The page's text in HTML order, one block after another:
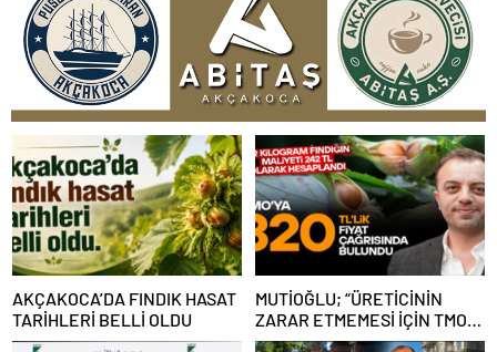
AKÇAKOCA’DA FINDIK HASAT
TARİHLERİ BELLİ OLDU
MUTİOĞLU; “ÜRETİCİNİN
ZARAR ETMEMESİ İÇİN TMO
320 TL FİYAT AÇIKLAMALI”